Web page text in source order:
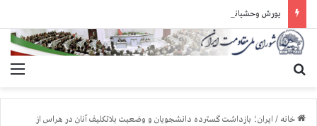
خانه / ایران؛ بازداشت گسترده دانشجویان و وضعیت بلاتکلیف آنان در هراس از